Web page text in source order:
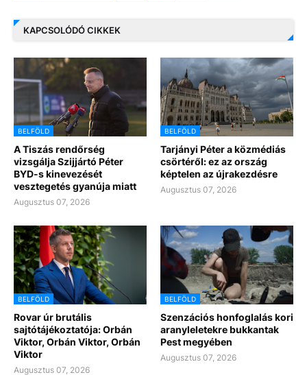
KAPCSOLÓDÓ CIKKEK
BELFÖLD
A Tiszás rendőrség
vizsgálja Szijjártó Péter
BYD-s kinevezését
vesztegetés gyanúja miatt
Augusztus 07, 2026
BELFÖLD
Tarjányi Péter a közmédiás
csörtéről: ez az ország
képtelen az újrakezdésre
Augusztus 07, 2026
BELFÖLD
Rovar úr brutális
sajtótájékoztatója: Orbán
Viktor, Orbán Viktor, Orbán
Viktor
Augusztus 07, 2026
BELFÖLD
Szenzációs honfoglalás kori
aranyleletekre bukkantak
Pest megyében
Augusztus 07, 2026